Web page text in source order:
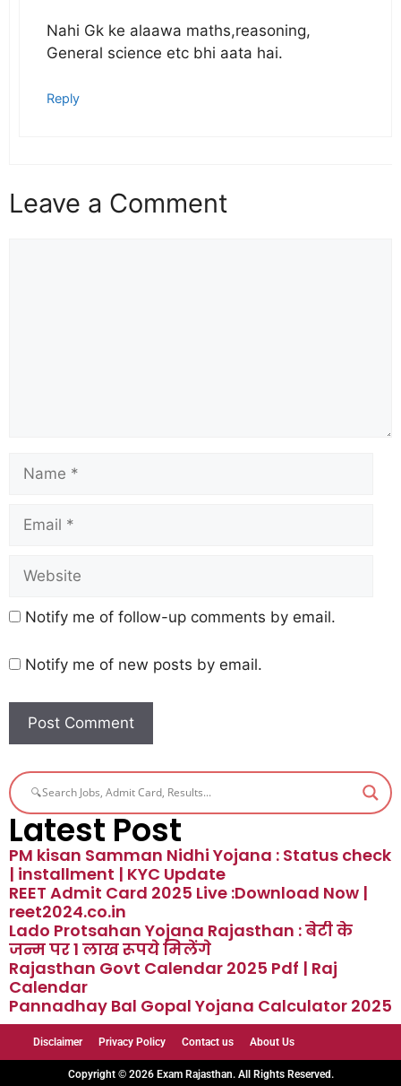
Nahi Gk ke alaawa maths,reasoning,
General science etc bhi aata hai.
Reply
Leave a Comment
Notify me of follow-up comments by email.
Notify me of new posts by email.
Latest Post
PM kisan Samman Nidhi Yojana : Status check
| installment | KYC Update
REET Admit Card 2025 Live :Download Now |
reet2024.co.in
Lado Protsahan Yojana Rajasthan : बेटी के
जन्म पर 1 लाख रूपये मिलेंगे
Rajasthan Govt Calendar 2025 Pdf | Raj
Calendar
Pannadhay Bal Gopal Yojana Calculator 2025
Disclaimer Privacy Policy Contact us About Us
Copyright © 2026 Exam Rajasthan. All Rights Reserved.